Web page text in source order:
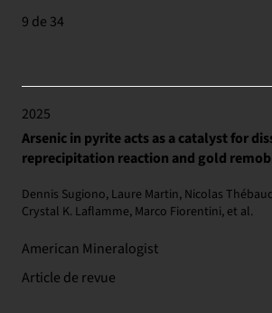
9 de 34
2025
Arsenic in pyrite acts as a catalyst for
reprecipitation reaction and gold
Dennis Sugiono, Laure Martin, Nicolas
Crystal K. Laflamme, Marco Fiorentini, et al.
American Mineralogist
Article de revue